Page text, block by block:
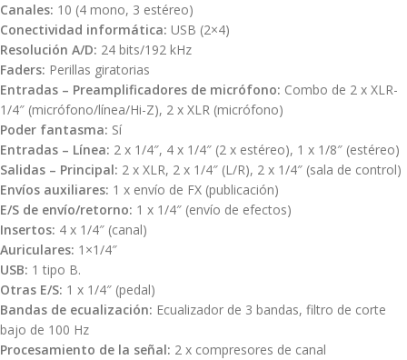
Canales: 10 (4 mono, 3 estéreo)
Conectividad informática: USB (2×4)
Resolución A/D: 24 bits/192 kHz
Faders: Perillas giratorias
Entradas – Preamplificadores de micrófono: Combo de 2 x XLR-
1/4″ (micrófono/línea/Hi-Z), 2 x XLR (micrófono)
Poder fantasma: Sí
Entradas – Línea: 2 x 1/4″, 4 x 1/4″ (2 x estéreo), 1 x 1/8″ (estéreo)
Salidas – Principal: 2 x XLR, 2 x 1/4″ (L/R), 2 x 1/4″ (sala de control)
Envíos auxiliares: 1 x envío de FX (publicación)
E/S de envío/retorno: 1 x 1/4″ (envío de efectos)
Insertos: 4 x 1/4″ (canal)
Auriculares: 1×1/4″
USB: 1 tipo B.
Otras E/S: 1 x 1/4″ (pedal)
Bandas de ecualización: Ecualizador de 3 bandas, filtro de corte
bajo de 100 Hz
Procesamiento de la señal: 2 x compresores de canal